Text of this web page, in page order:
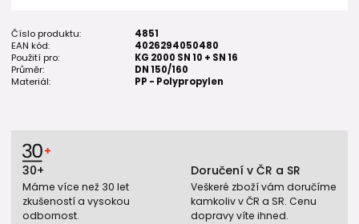
Číslo produktu:
4851
EAN kód:
4026294050480
Použití pro:
KG 2000 SN 10 + SN 16
Průměr:
DN 150/160
Materiál:
PP - Polypropylen
30+
Máme více než 30 let
zkušeností a vysokou
odbornost.
Doručení v ČR a SR
Veškeré zboží vám doručíme
kamkoliv v ČR a SR. Cenu
dopravy víte ihned.